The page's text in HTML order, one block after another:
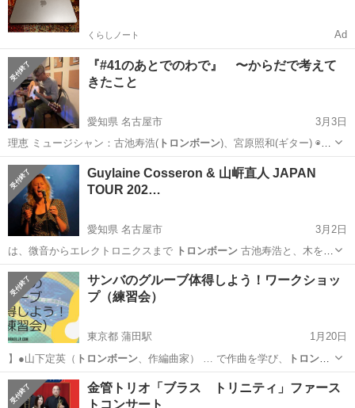
くらしノート Ad
『#41のあとでのわで』 〜からだで考えて
きたこと
愛知県 名古屋市
3月3日
理恵 ミュージシャン：古池寿浩(トロンボーン)、宮原照和(ギター) ◉
お…
愛知 名古屋市 会場
Guylaine Cosseron & 山㟁直人 JAPAN
TOUR 202…
愛知県 名古屋市
3月2日
は、微音からエレクトロニクスまで
トロンボーン古池寿浩と、木を弓
で擦る不思議な…
愛知 名古屋市 コンサート/ショー トロンボーン
サンバのグルーブ体得しよう！ワークショッ
プ（練習会）
東京都 蒲田駅
1月20日
】●山下定英（ トロンボーン、作編曲家） … で作曲を学び、
トロンボ
ーンをハウル・ヂ・… 師となる。トロンボーンでは幾つものＢ… ・
オバオバ」、
トロンボーンクァルテット「…
東京 大田区 蒲田駅 その他 サンバ
金管トリオ「ブラス トリニティ」ファース
トコンサート